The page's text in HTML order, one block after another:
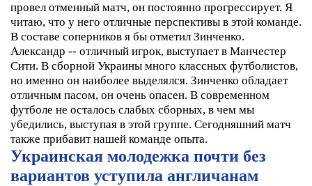
провел отменный матч, он постоянно прогрессирует. Я
читаю, что у него отличные перспективы в этой команде.
В составе соперников я бы отметил Зинченко.
Александр -- отличный игрок, выступает в Манчестер
Сити. В сборной Украины много классных футболистов,
но именно он наиболее выделялся. Зинченко обладает
отличным пасом, он очень опасен. В современном
футболе не осталось слабых сборных, в чем мы
убедились, выступая в этой группе. Сегодняшний матч
также прибавит нашей команде опыта.
Украинская молодежка почти без
вариантов уступила англичанам